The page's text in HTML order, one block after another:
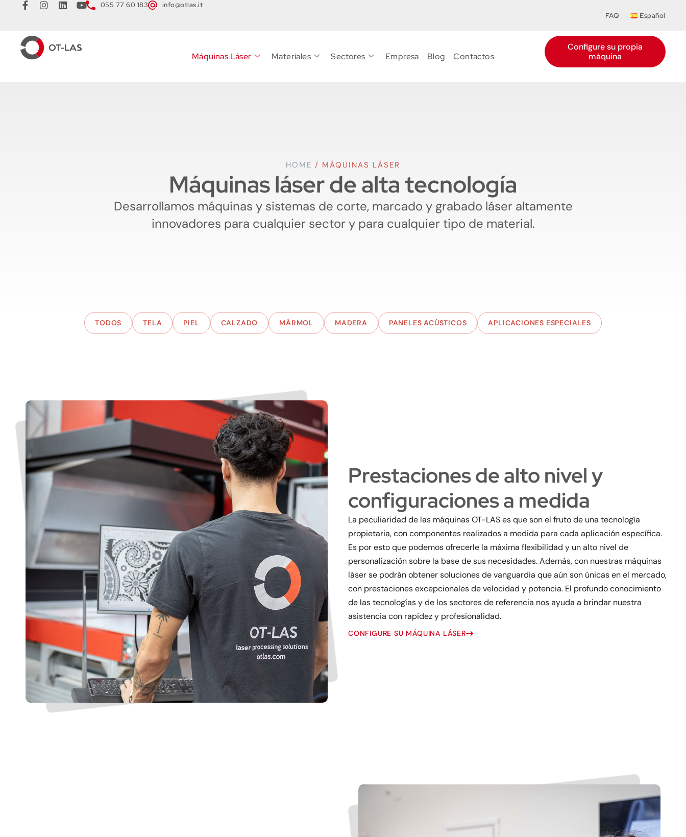
055 77 60 183
info@otlas.it
FAQ
Español
Máquinas Láser Materiales Sectores Empresa Blog Contactos
Configure su propia
máquina
HOME / MÁQUINAS LÁSER
Máquinas láser de alta tecnología
Desarrollamos máquinas y sistemas de corte, marcado y grabado láser altamente
innovadores para cualquier sector y para cualquier tipo de material.
TODOS TELA PIEL CALZADO MÁRMOL MADERA PANELES ACÚSTICOS APLICACIONES ESPECIALES
Prestaciones de alto nivel y
configuraciones a medida
La peculiaridad de las máquinas OT-LAS es que son el fruto de una tecnología
propietaria, con componentes realizados a medida para cada aplicación específica.
Es por esto que podemos ofrecerle la máxima flexibilidad y un alto nivel de
personalización sobre la base de sus necesidades. Además, con nuestras máquinas
láser se podrán obtener soluciones de vanguardia que aún son únicas en el mercado,
con prestaciones excepcionales de velocidad y potencia. El profundo conocimiento
de las tecnologías y de los sectores de referencia nos ayuda a brindar nuestra
asistencia con rapidez y profesionalidad.
CONFIGURE SU MÁQUINA LÁSER